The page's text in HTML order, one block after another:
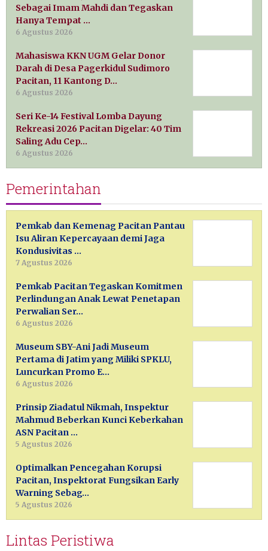
Sebagai Imam Mahdi dan Tegaskan
Hanya Tempat …
6 Agustus 2026
Mahasiswa KKN UGM Gelar Donor
Darah di Desa Pagerkidul Sudimoro
Pacitan, 11 Kantong D…
6 Agustus 2026
Seri Ke-14 Festival Lomba Dayung
Rekreasi 2026 Pacitan Digelar: 40 Tim
Saling Adu Cep…
6 Agustus 2026
Pemerintahan
Pemkab dan Kemenag Pacitan Pantau
Isu Aliran Kepercayaan demi Jaga
Kondusivitas …
7 Agustus 2026
Pemkab Pacitan Tegaskan Komitmen
Perlindungan Anak Lewat Penetapan
Perwalian Ser…
6 Agustus 2026
Museum SBY-Ani Jadi Museum
Pertama di Jatim yang Miliki SPKLU,
Luncurkan Promo E…
6 Agustus 2026
Prinsip Ziadatul Nikmah, Inspektur
Mahmud Beberkan Kunci Keberkahan
ASN Pacitan …
5 Agustus 2026
Optimalkan Pencegahan Korupsi
Pacitan, Inspektorat Fungsikan Early
Warning Sebag…
5 Agustus 2026
Lintas Peristiwa